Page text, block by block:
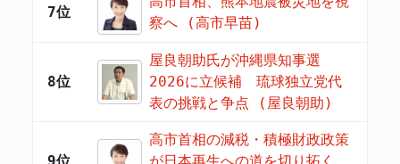
7位
察へ (高市早苗)
8位
屋良朝助氏が沖縄県知事選
2026に立候補 琉球独立党代
表の挑戦と争点 (屋良朝助)
高市首相の減税・積極財政政策